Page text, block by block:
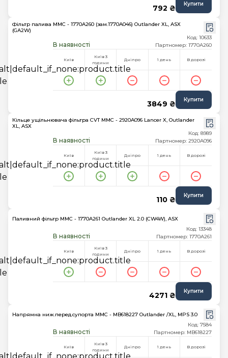
792 ₴ Купити
Фільтр палива MMC - 1770A260 (зам.1770A046) Outlander XL, ASX
(GA2W)
В наявності
Код: 10633
Партномер: 1770A260
Київ
Київ 3
години
Дніпро 1 день В дорозі
3849 ₴ Купити
Кільце ущільнювача фільтра CVT MMC - 2920A096 Lancer X, Outlander
XL, ASX
В наявності
Код: 8989
Партномер: 2920A096
Київ
Київ 3
години
Дніпро 1 день В дорозі
110 ₴ Купити
Паливний фільтр MMC - 1770A261 Outlander XL 2.0 (CW4W), ASX
В наявності
Код: 13348
Партномер: 1770A261
Київ
Київ 3
години
Дніпро 1 день В дорозі
4271 ₴ Купити
Напрямна ниж.перед.супорта MMC - MB618227 Outlander /XL, MPS 3.0
В наявності
Код: 7584
Партномер: MB618227
Київ
Київ 3
години
Дніпро 1 день В дорозі